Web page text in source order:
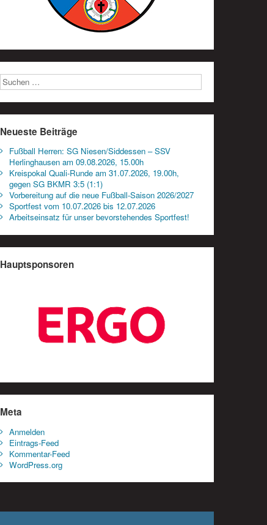
Neueste Beiträge
Fußball Herren: SG Niesen/Siddessen – SSV
Herlinghausen am 09.08.2026, 15.00h
Kreispokal Quali-Runde am 31.07.2026, 19.00h,
gegen SG BKMR 3:5 (1:1)
Vorbereitung auf die neue Fußball-Saison 2026/2027
Sportfest vom 10.07.2026 bis 12.07.2026
Arbeitseinsatz für unser bevorstehendes Sportfest!
Hauptsponsoren
Meta
Anmelden
Eintrags-Feed
Kommentar-Feed
WordPress.org